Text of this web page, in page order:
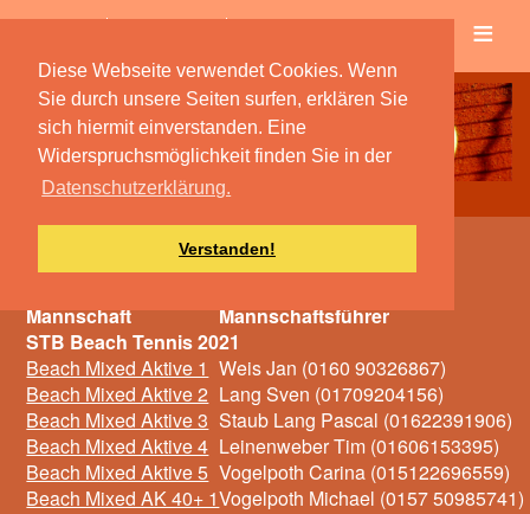
Diese Webseite verwendet Cookies. Wenn
Sie durch unsere Seiten surfen, erklären Sie
sich hiermit einverstanden. Eine
Widerspruchsmöglichkeit finden Sie in der
Datenschutzerklärung.
Verstanden!
≡
Mannschaften 2021
Mannschaft
Mannschaftsführer
STB Beach Tennis 2021
Beach Mixed Aktive 1 Weis Jan (0160 90326867)
Beach Mixed Aktive 2 Lang Sven (01709204156)
Beach Mixed Aktive 3 Staub Lang Pascal (01622391906)
Beach Mixed Aktive 4 Leinenweber Tim (01606153395)
Beach Mixed Aktive 5 Vogelpoth Carina (015122696559)
Beach Mixed AK 40+ 1Vogelpoth Michael (0157